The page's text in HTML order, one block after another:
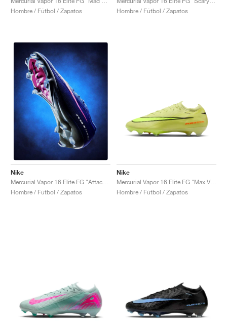
Hombre / Fútbol / Zapatos
Hombre / Fútbol / Zapatos
Nike
Mercurial Vapor 16 Elite FG "Attack Pack"
Hombre / Fútbol / Zapatos
Nike
Hombre / Fútbol / Zapatos